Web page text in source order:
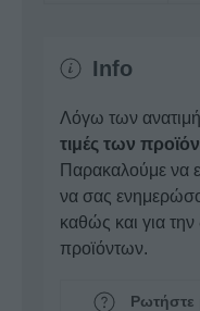
Info
Λόγω των
τιμές των
Παρακαλούμε να
να σας
καθώς και για
προϊόντων.
Ρωτήστε